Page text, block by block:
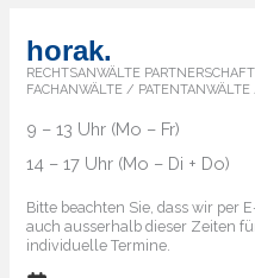
horak.
RECHTSANWÄLTE
FACHANWÄLTE /
9 – 13 Uhr (Mo – Fr)
14 – 17 Uhr (Mo – Di + Do)
Bitte beachten Sie, dass wir per
auch ausserhalb dieser Zeiten
individuelle Termine.